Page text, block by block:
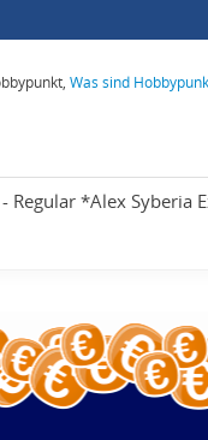
Was sind
Regular *Alex